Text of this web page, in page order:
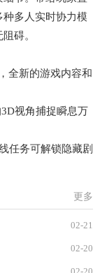
多人实时协力模
碍。
全新的游戏内容和
视角捕捉瞬息万
务可解锁隐藏剧
更多
02-21
02-20